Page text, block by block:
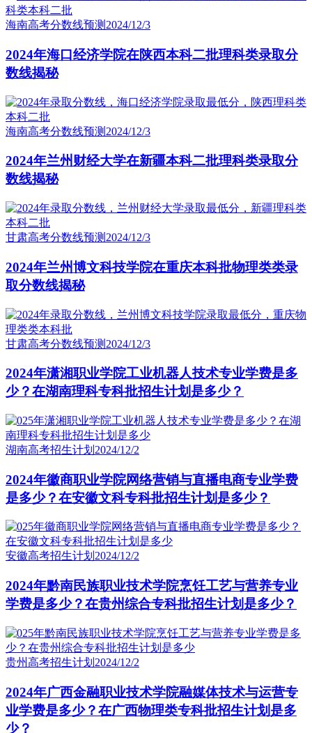
海南高考分数线预测 2024/12/3
2024年海口经济学院在陕西本科二批理科类录取分
数线揭秘
海南高考分数线预测 2024/12/3
2024年兰州财经大学在新疆本科二批理科类录取分
数线揭秘
甘肃高考分数线预测 2024/12/3
2024年兰州博文科技学院在重庆本科批物理类类录
取分数线揭秘
甘肃高考分数线预测 2024/12/3
2024年潇湘职业学院工业机器人技术专业学费是多
少？在湖南理科专科批招生计划是多少？
湖南高考招生计划 2024/12/2
2024年徽商职业学院网络营销与直播电商专业学费
是多少？在安徽文科专科批招生计划是多少？
安徽高考招生计划 2024/12/2
2024年黔南民族职业技术学院烹饪工艺与营养专业
学费是多少？在贵州综合专科批招生计划是多少？
贵州高考招生计划 2024/12/2
2024年广西金融职业技术学院融媒体技术与运营专
业学费是多少？在广西物理类专科批招生计划是多
少？